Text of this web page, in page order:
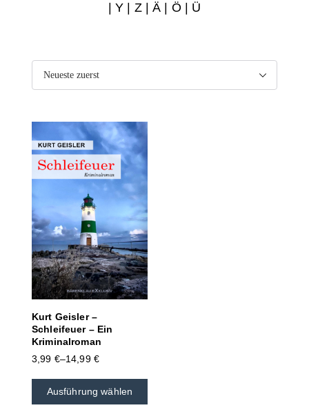
Y Z|Ä | Ö | Ü
Kurt Geisler –
Schleifeuer – Ein
Kriminalroman
3,99 €–14,99 €
Ausführung wählen